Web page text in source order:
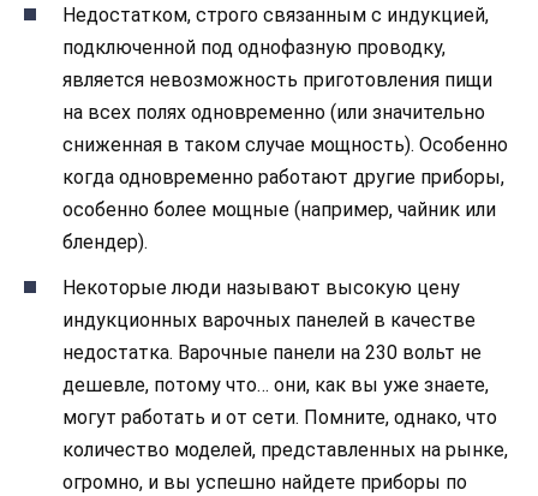
Недостатком, строго связанным с индукцией,
подключенной под однофазную проводку,
является невозможность приготовления пищи
на всех полях одновременно (или значительно
сниженная в таком случае мощность). Особенно
когда одновременно работают другие приборы,
особенно более мощные (например, чайник или
блендер).
Некоторые люди называют высокую цену
индукционных варочных панелей в качестве
недостатка. Варочные панели на 230 вольт не
дешевле, потому что… они, как вы уже знаете,
могут работать и от сети. Помните, однако, что
количество моделей, представленных на рынке,
огромно, и вы успешно найдете приборы по